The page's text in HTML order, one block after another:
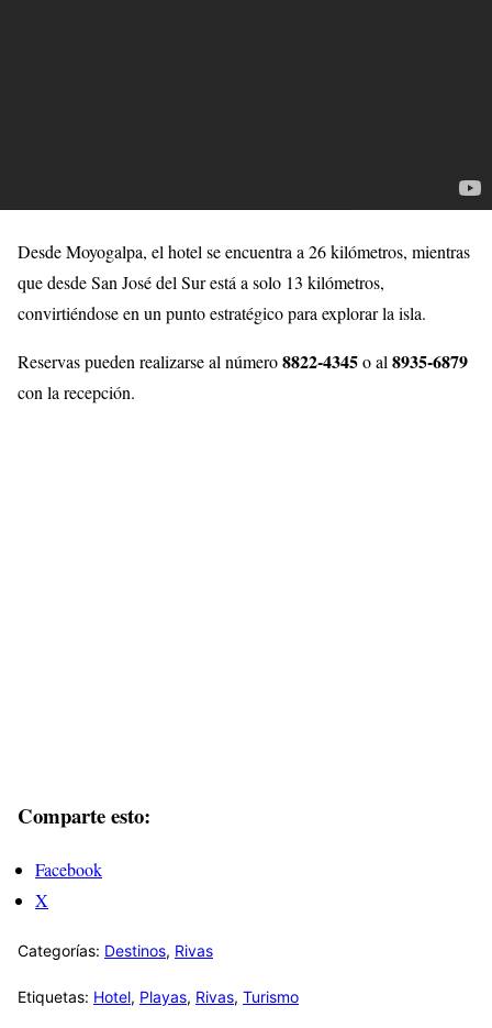
Desde Moyogalpa, el hotel se encuentra a 26 kilómetros, mientras
que desde San José del Sur está a solo 13 kilómetros,
convirtiéndose en un punto estratégico para explorar la isla.
Reservas pueden realizarse al número8822-4345o al 8935-6879
con la recepción.
Comparte esto:
Facebook
X
Categorías: Destinos, Rivas
Etiquetas: Hotel, Playas, Rivas, Turismo